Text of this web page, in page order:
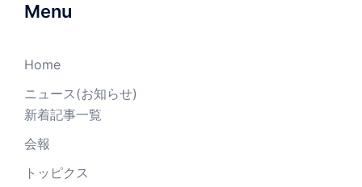
Menu
Home
ニュース(お知らせ)
新着記事一覧
会報
トッピクス